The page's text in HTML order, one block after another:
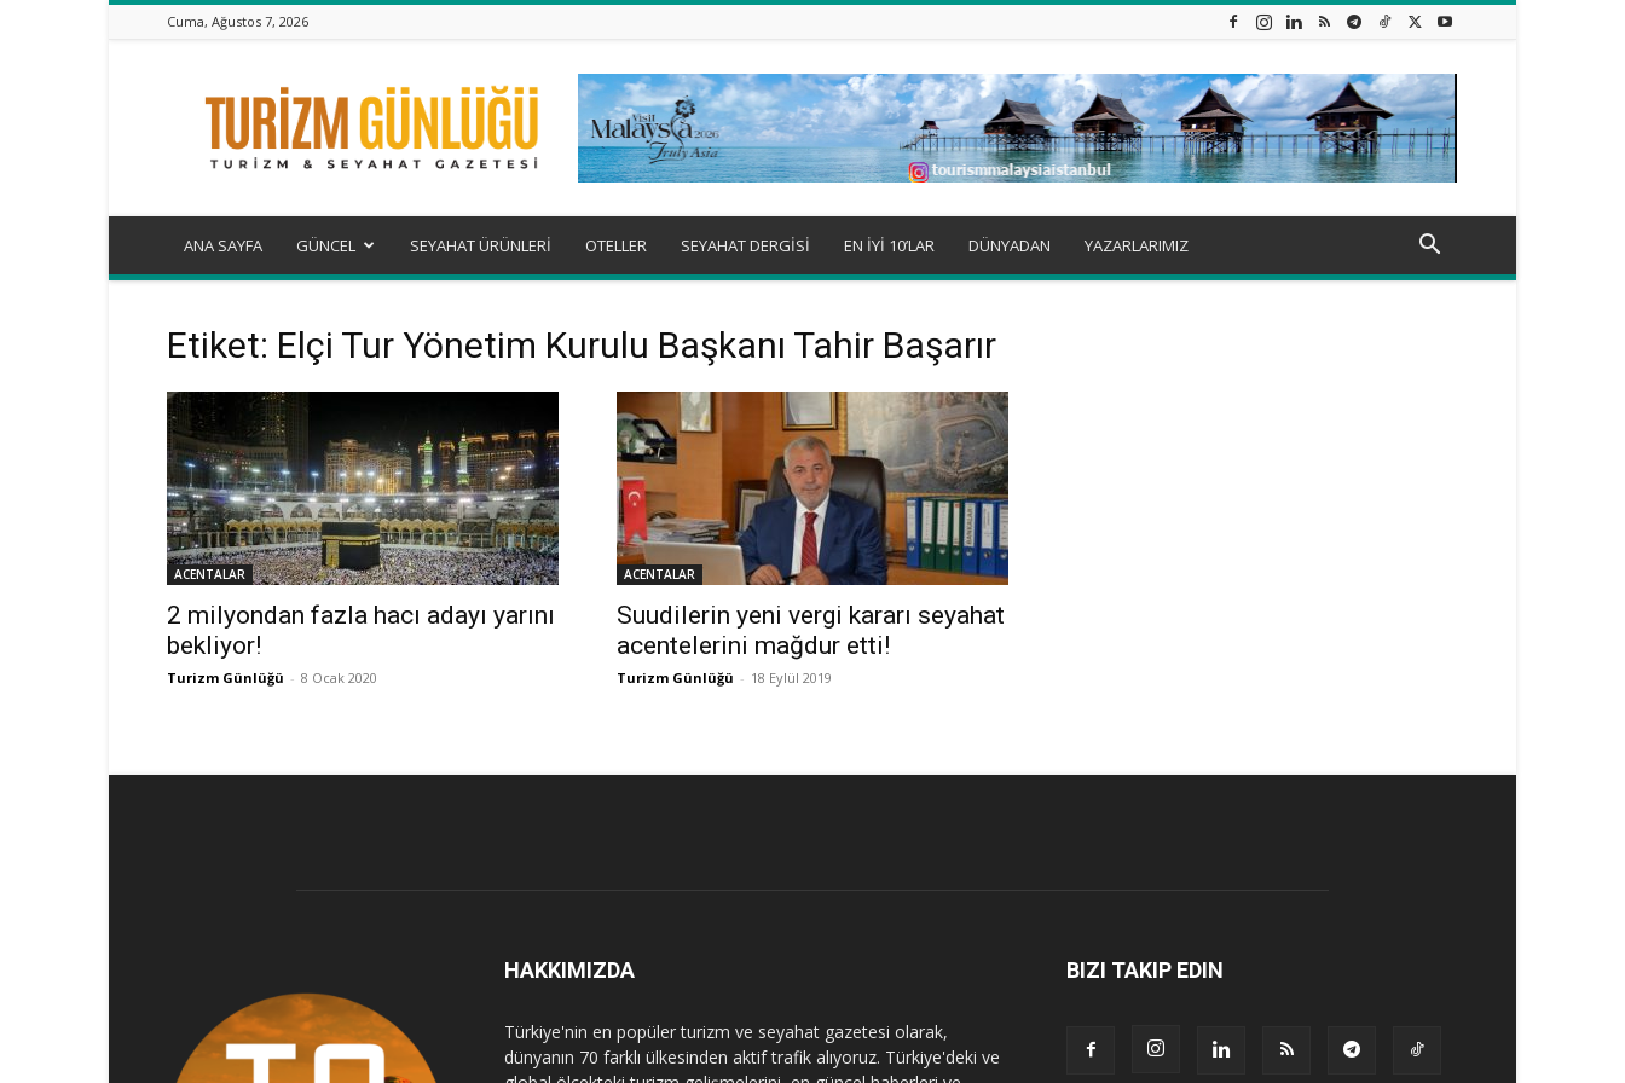
Cuma, Ağustos 7, 2026
Turizm
Günlüğü
ANA SAYFA GÜNCEL SEYAHAT ÜRÜNLERİ OTELLER SEYAHAT DERGİSİ EN İYİ 10’LAR DÜNYADAN YAZARLARIMIZ
Etiket: Elçi Tur Yönetim Kurulu Başkanı Tahir Başarır
ACENTALAR
2 milyondan fazla hacı adayı yarını
bekliyor!
Turizm Günlüğü - 8 Ocak 2020
ACENTALAR
Suudilerin yeni vergi kararı seyahat
acentelerini mağdur etti!
Turizm Günlüğü - 18 Eylül 2019
HAKKIMIZDA
Türkiye'nin en popüler turizm ve seyahat gazetesi olarak,
dünyanın 70 farklı ülkesinden aktif trafik alıyoruz. Türkiye'deki ve
BIZI TAKIP EDIN